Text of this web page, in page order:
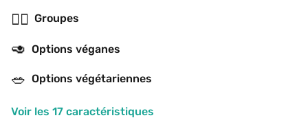
👯‍♂️ Groupes
🥑 Options véganes
🥗 Options végétariennes
Voir les 17 caractéristiques